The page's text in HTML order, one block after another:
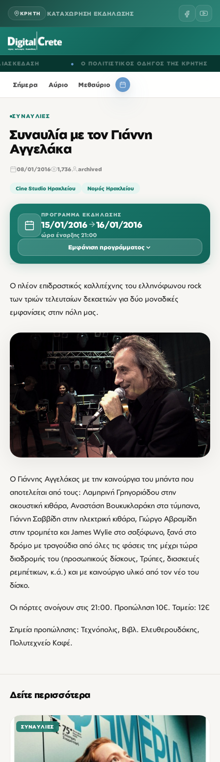
ΚΡΗΤΗ ΚΑΤΑΧΩΡΗΣΗ ΕΚΔΗΛΩΣΗΣ
Ο ΠΟΛΙΤΙΣΤΙΚΟΣ ΟΔΗΓΟΣ ΤΗΣ ΚΡΗΤΗΣ
Σήμερα Αύριο Μεθαύριο
ΣΥΝΑΥΛΊΕΣ
Συναυλία με τον Γιάννη
Αγγελάκα
08/01/2016 1,736 archived
Cine Studio Ηρακλείου Νομός Ηρακλείου
ΠΡΌΓΡΑΜΜΑ ΕΚΔΉΛΩΣΗΣ
15/01/2016 16/01/2016
ώρα έναρξης 21:00
Εμφάνιση προγράμματος
O πλέον επιδραστικός καλλιτέχνης του ελληνόφωνου rock
των τριών τελευταίων δεκαετιών για δύο μοναδικές
εμφανίσεις στην πόλη μας.
Ο Γιάννης Αγγελάκας με την καινούργια του μπάντα που
αποτελείται από τους: Λαμπρινή Γρηγοριάδου στην
ακουστική κιθάρα, Αναστάση Βουκυκλαράκη στα τύμπανα,
Γιάννη Σαββίδη στην ηλεκτρική κιθάρα, Γιώργο Αβραμίδη
στην τρομπέτα και James Wylie στο σαξόφωνο, ξανά στο
δρόμο με τραγούδια από όλες τις φάσεις της μέχρι τώρα
διαδρομής του (προσωπικούς δίσκους, Τρύπες, διασκευές
ρεμπέτικων, κ.ά.) και με καινούργιο υλικό από τον νέο του
δίσκο.
Οι πόρτες ανοίγουν στις 21:00. Προπώληση 10€. Ταμείο: 12€
Σημεία προπώλησης: Τεχνόπολις, Βιβλ. Ελευθερουδάκης,
Πολυτεχνείο Καφέ.
Δείτε περισσότερα
ΣΥΝΑΥΛΊΕΣ